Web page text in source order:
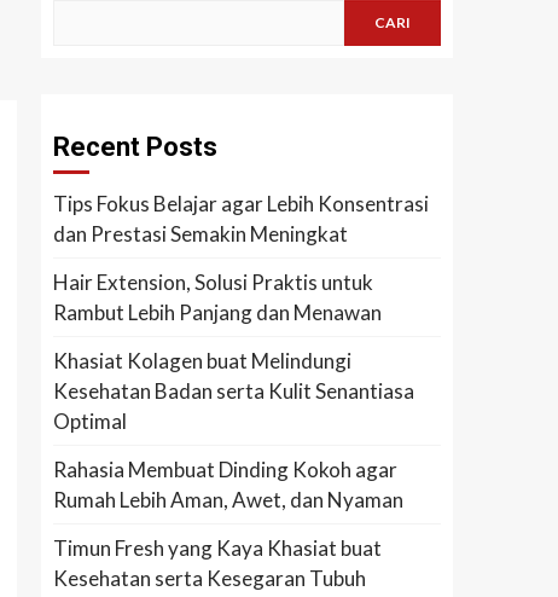
CARI
Recent Posts
Tips Fokus Belajar agar Lebih Konsentrasi
dan Prestasi Semakin Meningkat
Hair Extension, Solusi Praktis untuk
Rambut Lebih Panjang dan Menawan
Khasiat Kolagen buat Melindungi
Kesehatan Badan serta Kulit Senantiasa
Optimal
Rahasia Membuat Dinding Kokoh agar
Rumah Lebih Aman, Awet, dan Nyaman
Timun Fresh yang Kaya Khasiat buat
Kesehatan serta Kesegaran Tubuh